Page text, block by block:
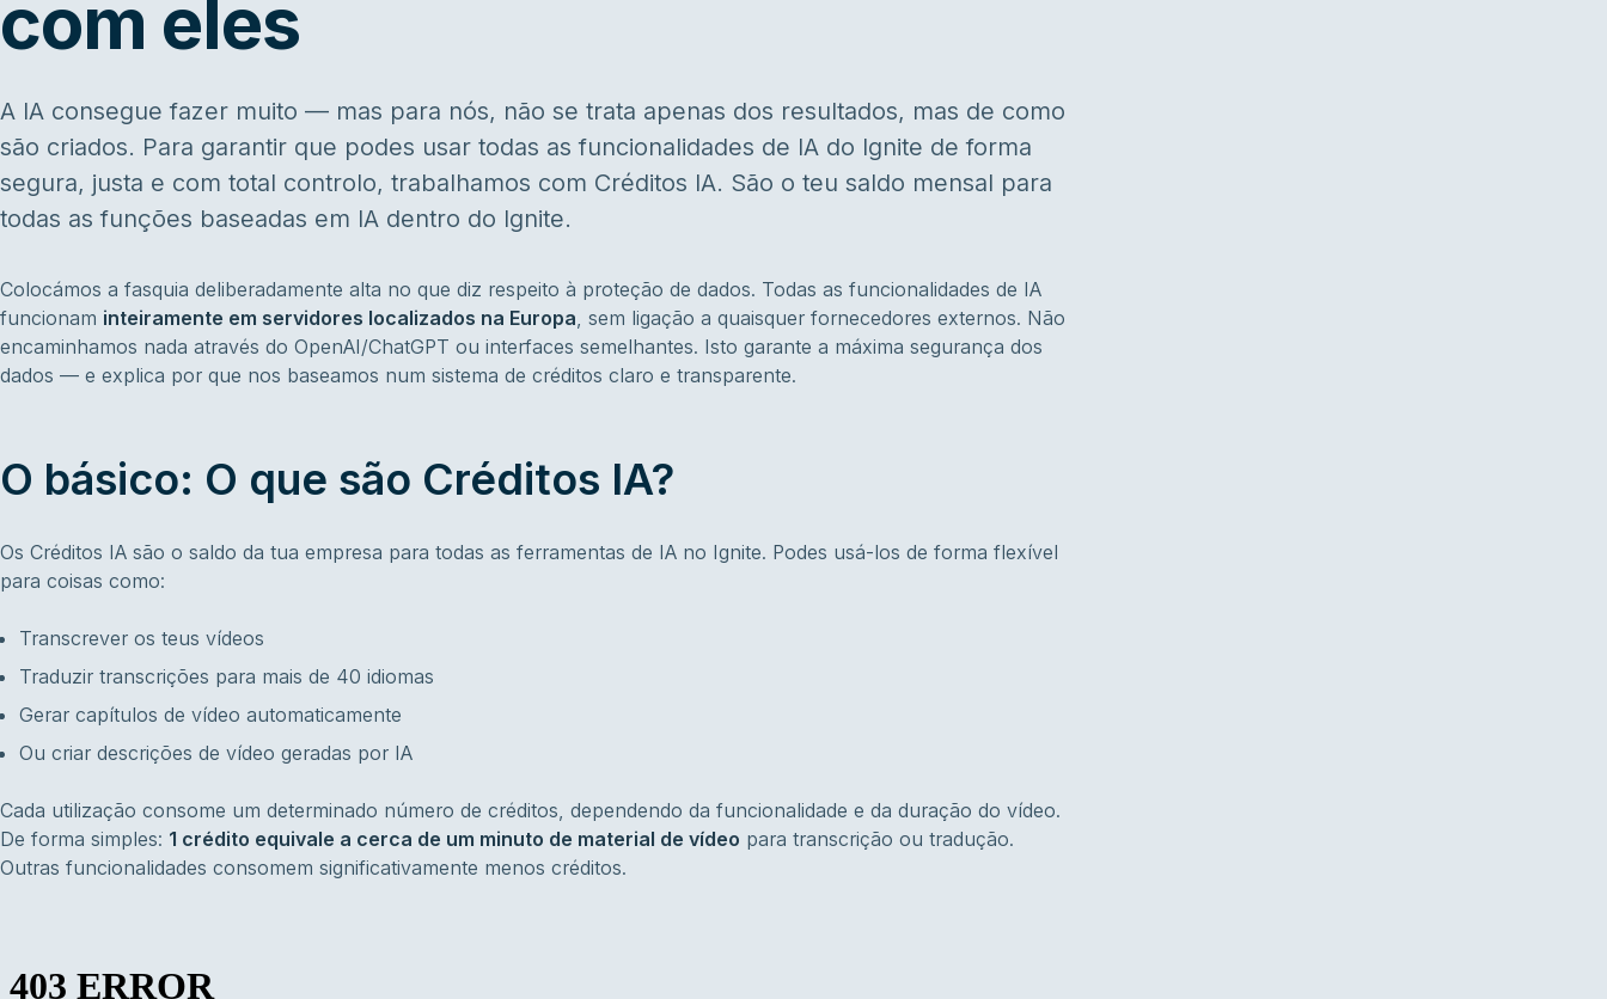
com eles
A IA consegue fazer muito — mas para nós, não se trata apenas dos resultados, mas de como
são criados. Para garantir que podes usar todas as funcionalidades de IA do Ignite de forma
segura, justa e com total controlo, trabalhamos com Créditos IA. São o teu saldo mensal para
todas as funções baseadas em IA dentro do Ignite.
Colocámos a fasquia deliberadamente alta no que diz respeito à proteção de dados. Todas as funcionalidades de IA
funcionam inteiramente em servidores localizados na Europa, sem ligação a quaisquer fornecedores externos. Não
encaminhamos nada através do OpenAI/ChatGPT ou interfaces semelhantes. Isto garante a máxima segurança dos
dados — e explica por que nos baseamos num sistema de créditos claro e transparente.
O básico: O que são Créditos IA?
Os Créditos IA são o saldo da tua empresa para todas as ferramentas de IA no Ignite. Podes usá-los de forma flexível
para coisas como:
Transcrever os teus vídeos
Traduzir transcrições para mais de 40 idiomas
Gerar capítulos de vídeo automaticamente
Ou criar descrições de vídeo geradas por IA
Cada utilização consome um determinado número de créditos, dependendo da funcionalidade e da duração do vídeo.
De forma simples: 1 crédito equivale a cerca de um minuto de material de vídeo para transcrição ou tradução.
Outras funcionalidades consomem significativamente menos créditos.